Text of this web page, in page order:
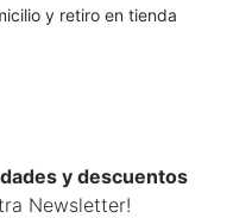
y retiro en tienda
y descuentos
Newsletter!